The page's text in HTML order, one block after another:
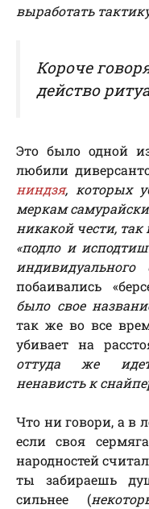
выработать
Короче
действо
Это было одной
любили
ниндзя, которых
меркам
никакой чести,
«подло и
индивидуального
побаивались
было свое
так же во все
убивает на
оттуда же
ненависть к
Что ни говори, а в
если своя
народностей
ты забираешь
сильнее (